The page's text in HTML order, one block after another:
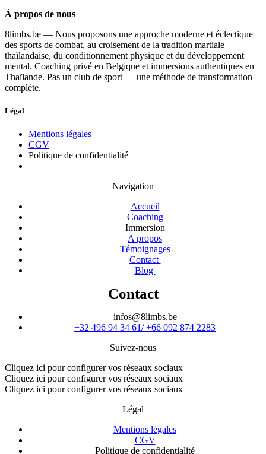
À propos de nous
8limbs.be — Nous proposons une approche moderne et éclectique
des sports de combat, au croisement de la tradition martiale
thaïlandaise, du conditionnement physique et du développement
mental. Coaching privé en Belgique et immersions authentiques en
Thaïlande. Pas un club de sport — une méthode de transformation
complète.
Légal
Mentions légales
CGV
Politique de confidentialité
Navigation
Accueil
Coaching
Immersion
A propos
Témoignages
Contact
Blog
Contact
infos@8limbs.be
+32 496 94 34 61/ +66 092 874 2283
Suivez-nous
Cliquez ici pour configurer vos réseaux sociaux
Cliquez ici pour configurer vos réseaux sociaux
Cliquez ici pour configurer vos réseaux sociaux
Légal
Mentions légales
CGV
Politique de confidentialité